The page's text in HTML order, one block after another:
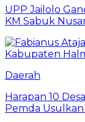
UPP Jailolo
KM Sabuk
Daerah
Harapan 10
Pemda